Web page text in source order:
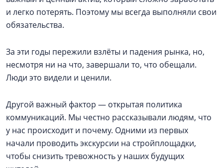
и легко потерять. Поэтому мы всегда выполняли свои
обязательства.
За эти годы пережили взлёты и падения рынка, но,
несмотря ни на что, завершали то, что обещали.
Люди это видели и ценили.
Другой важный фактор — открытая политика
коммуникаций. Мы честно рассказывали людям, что
у нас происходит и почему. Одними из первых
начали проводить экскурсии на стройплощадки,
чтобы снизить тревожность у наших будущих